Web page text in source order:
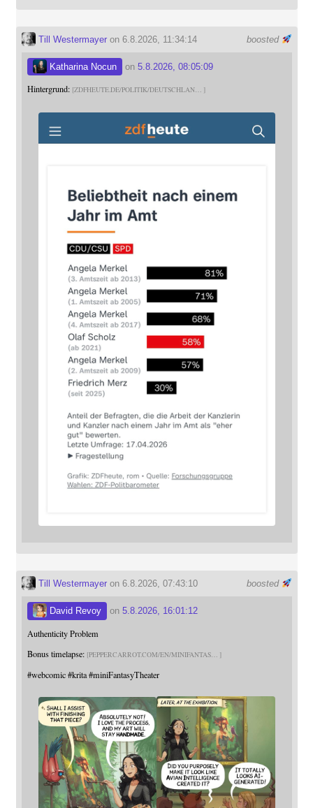
boosted
Till Westermayeron 6.8.2026, 11:34:14
Katharina Nocun on 5.8.2026, 08:05:09
Hintergrund: ZDFHEUTE.DE/POLITIK/DEUTSCHLAN
boosted
Till Westermayeron 6.8.2026, 07:43:10
David Revoy on 5.8.2026, 16:01:12
Authenticity Problem
Bonus timelapse: PEPPERCARROT.COM/EN/MINIFANTAS
#webcomic #krita #miniFantasyTheater